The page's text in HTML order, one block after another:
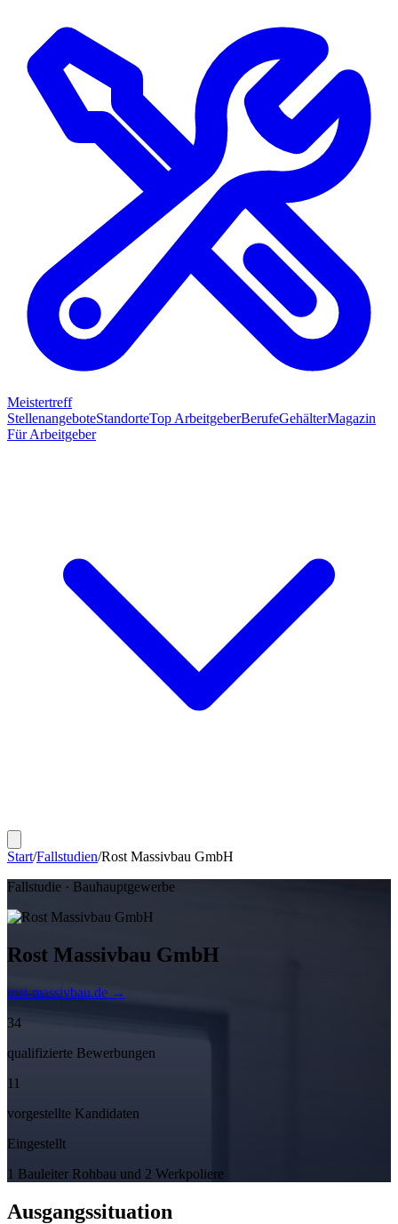
Meistertreff
StellenangeboteStandorteTop ArbeitgeberBerufeGehälterMagazin
Für Arbeitgeber
Start/Fallstudien/Rost Massivbau GmbH
Fallstudie · Bauhauptgewerbe
Rost Massivbau GmbH
rost-massivbau.de →
34
qualifizierte Bewerbungen
11
vorgestellte Kandidaten
Eingestellt
1 Bauleiter Rohbau und 2 Werkpoliere
Ausgangssituation